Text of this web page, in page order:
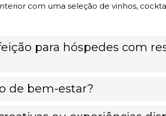
com uma seleção de vinhos,
para hóspedes com
de bem-estar?